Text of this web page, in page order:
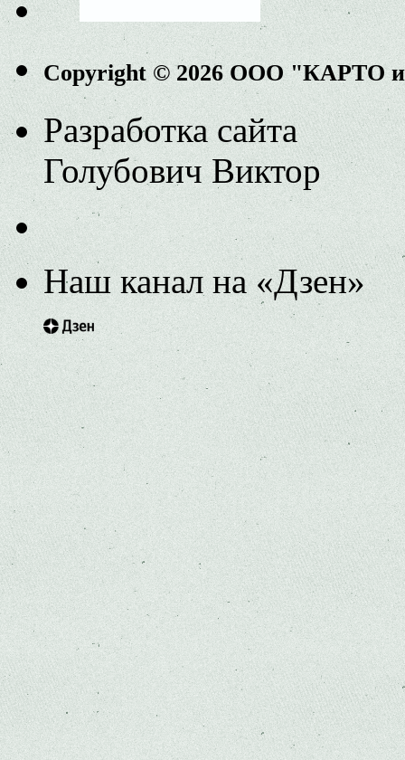
Copyright © 2026 ООО "КАРТО
Разработка сайта
Голубович Виктор
Наш канал на «Дзен»